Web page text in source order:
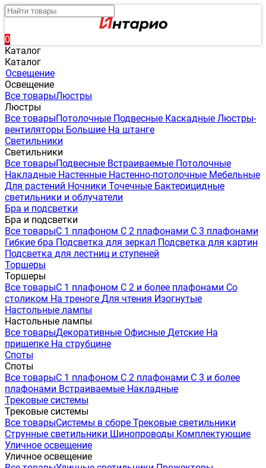
0
Каталог
Каталог
Освещение
Освещение
Все товарыЛюстры
Люстры
Все товарыПотолочные Подвесные Каскадные Люстры-
вентиляторы Большие На штанге
Светильники
Светильники
Все товарыПодвесные Встраиваемые Потолочные
Накладные Настенные Настенно-потолочные Мебельные
Для растений Ночники Точечные Бактерицидные
светильники и облучатели
Бра и подсветки
Бра и подсветки
Все товарыС 1 плафоном С 2 плафонами С 3 плафонами
Гибкие бра Подсветка для зеркал Подсветка для картин
Подсветка для лестниц и ступеней
Торшеры
Торшеры
Все товарыС 1 плафоном С 2 и более плафонами Со
столиком На треноге Для чтения Изогнутые
Настольные лампы
Настольные лампы
Все товарыДекоративные Офисные Детские На
прищепке На струбцине
Споты
Споты
Все товарыС 1 плафоном С 2 плафонами С 3 и более
плафонами Встраиваемые Накладные
Трековые системы
Трековые системы
Все товарыСистемы в сборе Трековые светильники
Струнные светильники Шинопроводы Комплектующие
Уличное освещение
Уличное освещение